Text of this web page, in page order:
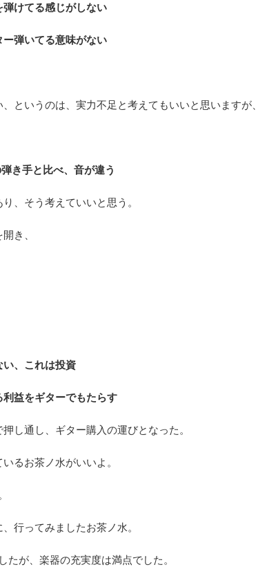
弾けてる感じがしない
ー弾いてる意味がない
というのは、実力不足と考えてもいいと思いますが、
き手と比べ、音が違う
、そう考えていいと思う。
き、
い、これは投資
利益をギターでもたらす
し通し、ギター購入の運びとなった。
るお茶ノ水がいいよ。
行ってみましたお茶ノ水。
たが、楽器の充実度は満点でした。